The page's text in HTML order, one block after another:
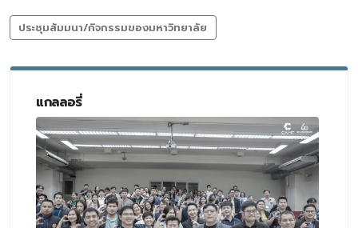
ประชุมสัมมนา/กิจกรรมของมหาวิทยาลัย
แกลลอรี่